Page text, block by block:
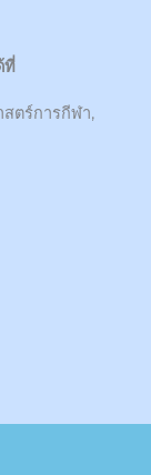
ที่
ตร์การกีฬา,